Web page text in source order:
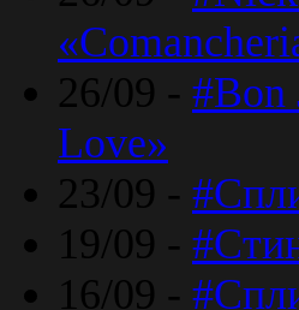
26/09 - #Bon
Love»
23/09 -
19/09 -
16/09 -